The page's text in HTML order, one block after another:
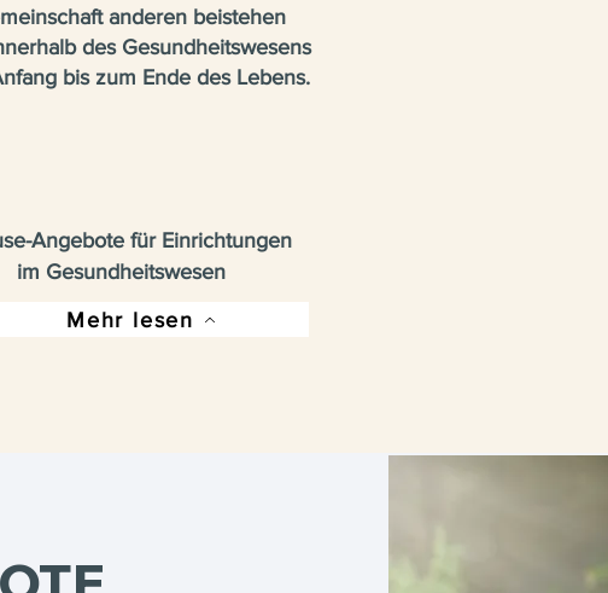
anderen beistehen
des Gesundheitswesens
bis zum Ende des Lebens.
Angebote für Einrichtungen
im Gesundheitswesen
Mehr lesen